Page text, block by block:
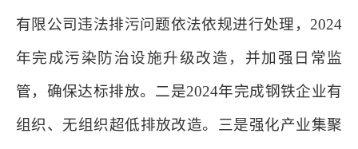
有限公司违法排污问题依法依规进行处理，2024
年完成污染防治设施升级改造，并加强日常监
管，确保达标排放。二是2024年完成钢铁企业有
组织、无组织超低排放改造。三是强化产业集聚